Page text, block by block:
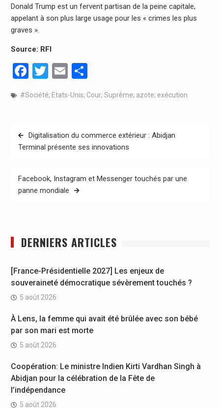
Donald Trump est un fervent partisan de la peine capitale,
appelant à son plus large usage pour les « crimes les plus
graves ».
Source: RFI
Facebook
Twitter
Email
#Société; Etats-Unis; Cour; Suprême; azote; exécution
Navigation
de
Digitalisation du commerce extérieur : Abidjan
Terminal présente ses innovations
Facebook, Instagram et Messenger touchés par une
panne mondiale
DERNIERS ARTICLES
[France-Présidentielle 2027] Les enjeux de
souveraineté démocratique sévèrement touchés ?
5 août 2026
À Lens, la femme qui avait été brûlée avec son bébé
par son mari est morte
5 août 2026
Coopération: Le ministre Indien Kirti Vardhan Singh à
Abidjan pour la célébration de la Fête de
l’indépendance
5 août 2026